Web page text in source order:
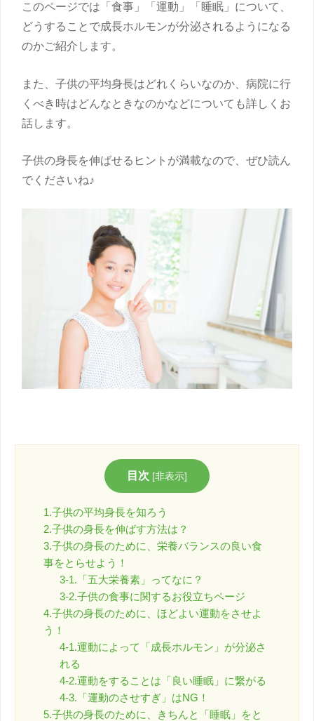
このページでは「食事」「運動」「睡眠」について、
どうすることで成長ホルモンが分泌されるようになる
のかご紹介します。
また、 子供の平均身長はどれくらいなのか、病院に行
くべき時はどんなときなのかなどについても詳しくお
話します。
子供の身長を伸ばせるヒントが満載なので、ぜひ読ん
でくださいね♪
目次 [非表示]
1.子供の平均身長を知ろう
2.子供の身長を伸ばす方法は？
3.子供の身長のために、栄養バランスの良い食
事をとらせよう！
3-1.「五大栄養素」ってなに？
3-2.子供の食事に関するお役立ちページ
4.子供の身長のために、ほどよい運動をさせよ
う！
4-1.運動によって「成長ホルモン」が分泌さ
れる
4-2.運動をすることは「良い睡眠」に繋がる
4-3.「運動のさせすぎ」はNG！
5.子供の身長のために、きちんと「睡眠」をと